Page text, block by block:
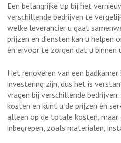
Een belangrijke tip bij het
verschillende bedrijven te
welke leverancier u gaat
prijzen en diensten kan u helpen
en ervoor te zorgen dat u
Het renoveren van een badkamer
investering zijn, dus het is
vragen bij verschillende
kosten en kunt u de prijzen en
alleen op de totale kosten, maar
inbegrepen, zoals materialen,